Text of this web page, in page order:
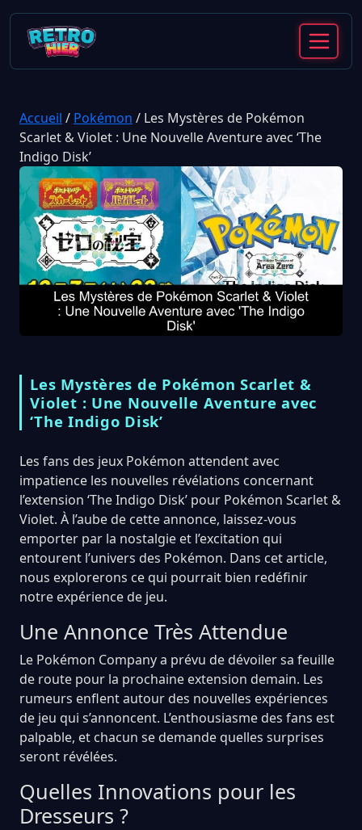
Accueil / Pokémon / Les Mystères de Pokémon
Scarlet & Violet : Une Nouvelle Aventure avec ‘The
Indigo Disk’
Les Mystères de Pokémon Scarlet &
Violet : Une Nouvelle Aventure avec
‘The Indigo Disk’
Les fans des jeux Pokémon attendent avec
impatience les nouvelles révélations concernant
l’extension ‘The Indigo Disk’ pour Pokémon Scarlet &
Violet. À l’aube de cette annonce, laissez-vous
emporter par la nostalgie et l’excitation qui
entourent l’univers des Pokémon. Dans cet article,
nous explorerons ce qui pourrait bien redéfinir
notre expérience de jeu.
Une Annonce Très Attendue
Le Pokémon Company a prévu de dévoiler sa feuille
de route pour la prochaine extension demain. Les
rumeurs enflent autour des nouvelles expériences
de jeu qui s’annoncent. L’enthousiasme des fans est
palpable, et chacun se demande quelles surprises
seront révélées.
Quelles Innovations pour les
Dresseurs ?